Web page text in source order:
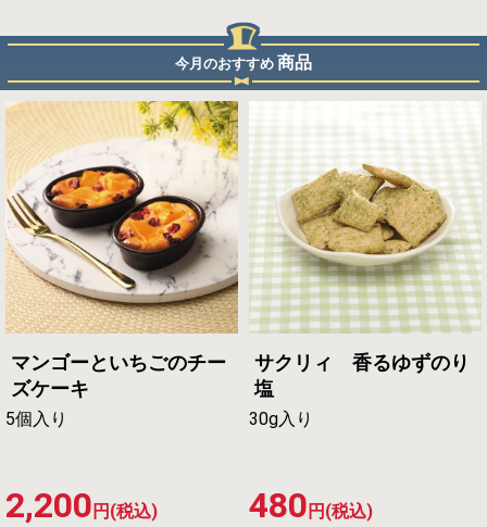
今月のおすすめ 商品
マンゴーといちごのチー
ズケーキ
5個入り
2,200 円(税込)
サクリィ 香るゆずのり
塩
30g入り
480 円(税込)